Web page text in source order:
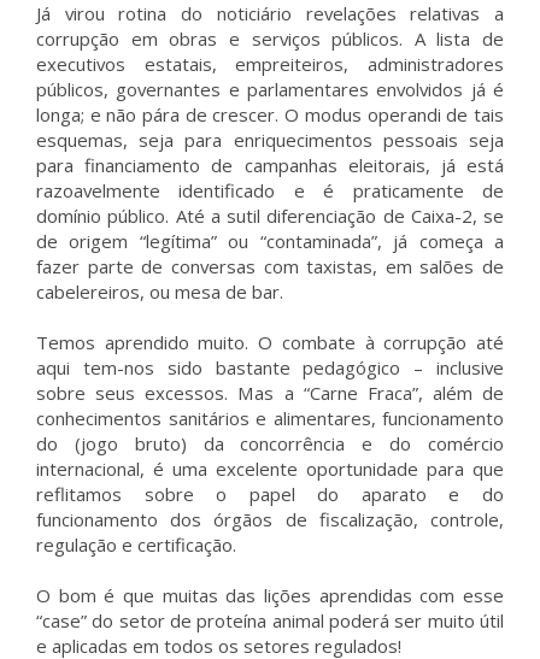
Já virou rotina do noticiário revelações relativas a
corrupção em obras e serviços públicos. A lista de
executivos estatais, empreiteiros, administradores
públicos, governantes e parlamentares envolvidos já é
longa; e não pára de crescer. O modus operandi de tais
esquemas, seja para enriquecimentos pessoais seja
para financiamento de campanhas eleitorais, já está
razoavelmente identificado e é praticamente de
domínio público. Até a sutil diferenciação de Caixa-2, se
de origem “legítima” ou “contaminada”, já começa a
fazer parte de conversas com taxistas, em salões de
cabelereiros, ou mesa de bar.
Temos aprendido muito. O combate à corrupção até
aqui tem-nos sido bastante pedagógico – inclusive
sobre seus excessos. Mas a “Carne Fraca”, além de
conhecimentos sanitários e alimentares, funcionamento
do (jogo bruto) da concorrência e do comércio
internacional, é uma excelente oportunidade para que
reflitamos sobre o papel do aparato e do
funcionamento dos órgãos de fiscalização, controle,
regulação e certificação.
O bom é que muitas das lições aprendidas com esse
“case” do setor de proteína animal poderá ser muito útil
e aplicadas em todos os setores regulados!